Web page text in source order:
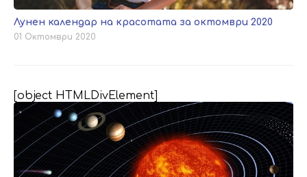
Лунен календар на красотата за октомври 2020
01 Октомври 2020
[object HTMLDivElement]